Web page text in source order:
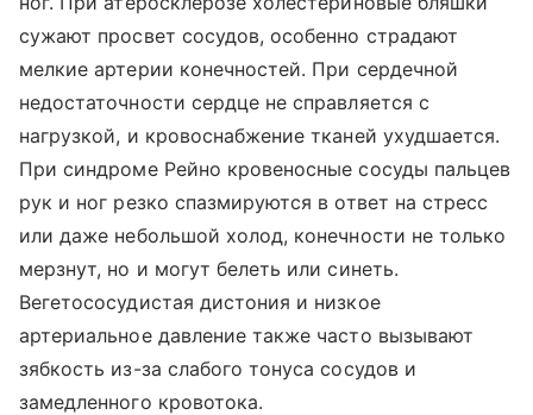
сужают просвет сосудов, особенно страдают
мелкие артерии конечностей. При сердечной
недостаточности сердце не справляется с
нагрузкой, и кровоснабжение тканей ухудшается.
При синдроме Рейно кровеносные сосуды пальцев
рук и ног резко спазмируются в ответ на стресс
или даже небольшой холод, конечности не только
мерзнут, но и могут белеть или синеть.
Вегетососудистая дистония и низкое
артериальное давление также часто вызывают
зябкость из-за слабого тонуса сосудов и
замедленного кровотока.